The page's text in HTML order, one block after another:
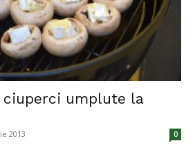
ciuperci umplute la
2013 0